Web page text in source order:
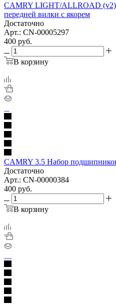
CAMRY LIGHT/ALLROAD
передней вилки с якорем
Достаточно
Арт.: CN-00005297
400 руб.
В корзину
CAMRY 3.5 Набор
Достаточно
Арт.: CN-00000384
400 руб.
В корзину